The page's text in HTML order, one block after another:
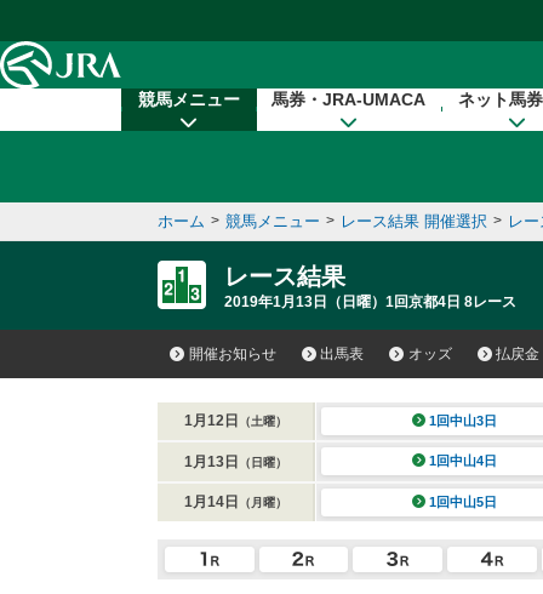
競馬メニュー 馬券・JRA-UMACA ネット馬
ホーム > 競馬メニュー > レース結果 開催選択 > レ
レース結果
2019年1月13日（日曜）1回京都4日 8レース
開催お知らせ 出馬表 オッズ 払戻金
1月12日 （土曜） 1回中山3日
1月13日 （日曜） 1回中山4日
1月14日 （月曜） 1回中山5日